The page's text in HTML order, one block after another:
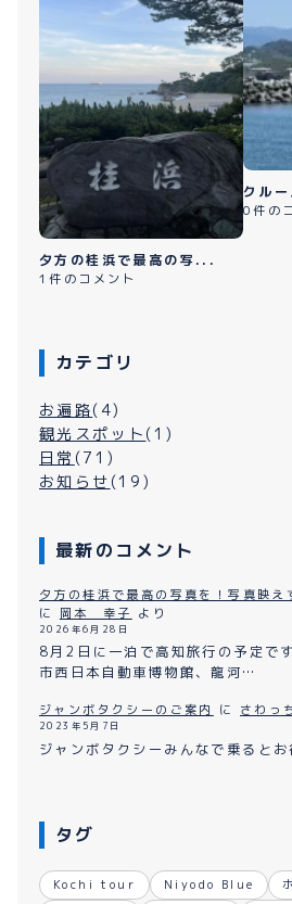
夕方の桂浜で最高の写...
1件のコメント
クル
0件の
カテゴリ
お遍路(4)
観光スポット (1)
日常 (71)
お知らせ (19)
最新のコメント
夕方の桂浜で最高の写真を！写真映え
に 岡本 幸子 より
2026年6月28日
8月2日に一泊で高知旅行の予定で
市西日本自動車博物館、龍河…
ジャンボタクシーのご案内 に さわっ
2023年5月7日
ジャンボタクシーみんなで乗るとお
タグ
Kochi tour Niyodo Blue